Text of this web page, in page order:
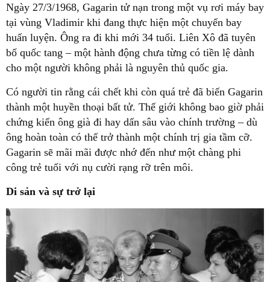
Ngày 27/3/1968, Gagarin tử nạn trong một vụ rơi máy bay
tại vùng Vladimir khi đang thực hiện một chuyến bay
huấn luyện. Ông ra đi khi mới 34 tuổi. Liên Xô đã tuyên
bố quốc tang – một hành động chưa từng có tiền lệ dành
cho một người không phải là nguyên thủ quốc gia.
Có người tin rằng cái chết khi còn quá trẻ đã biến Gagarin
thành một huyền thoại bất tử. Thế giới không bao giờ phải
chứng kiến ông già đi hay dấn sâu vào chính trường – dù
ông hoàn toàn có thể trở thành một chính trị gia tầm cỡ.
Gagarin sẽ mãi mãi được nhớ đến như một chàng phi
công trẻ tuổi với nụ cười rạng rỡ trên môi.
Di sản và sự trở lại